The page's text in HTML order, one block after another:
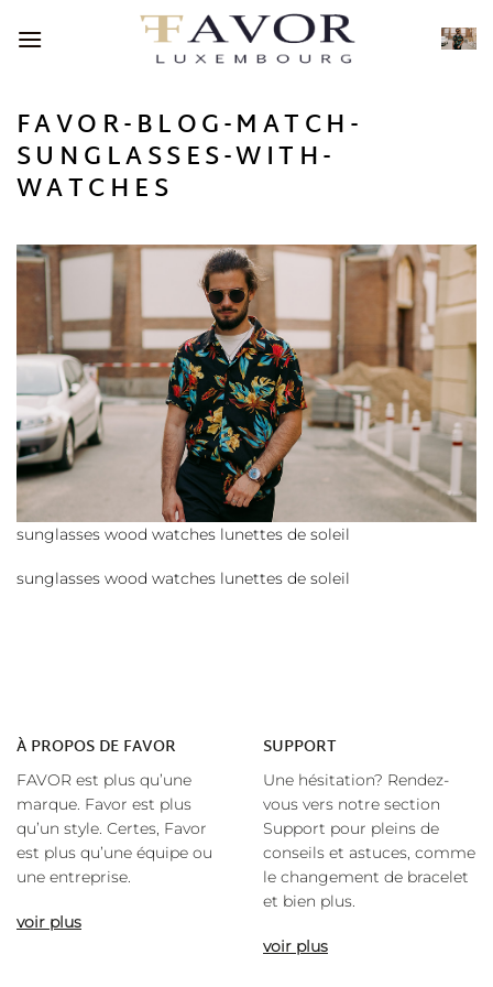
au
FAVOR-BLOG-MATCH-
SUNGLASSES-WITH-
WATCHES
sunglasses wood watches lunettes de soleil
sunglasses wood watches lunettes de soleil
À PROPOS DE FAVOR
FAVOR est plus qu’une
marque. Favor est plus
qu’un style. Certes, Favor
est plus qu’une équipe ou
une entreprise.
voir plus
SUPPORT
Une hésitation? Rendez-
vous vers notre section
Support pour pleins de
conseils et astuces, comme
le changement de bracelet
et bien plus.
voir plus